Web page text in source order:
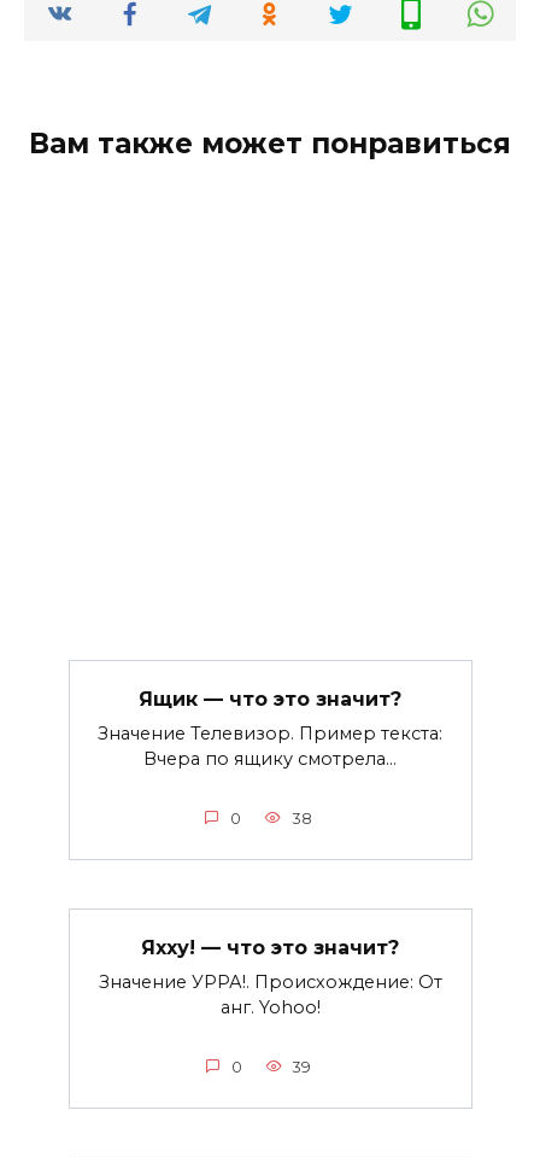
Вам также может понравиться
Ящик — что это значит?
Значение Телевизор. Пример текста:
Вчера по ящику смотрела…
0 38
Яхху! — что это значит?
Значение УРРА!. Происхождение: От
анг. Yohoo!
0 39